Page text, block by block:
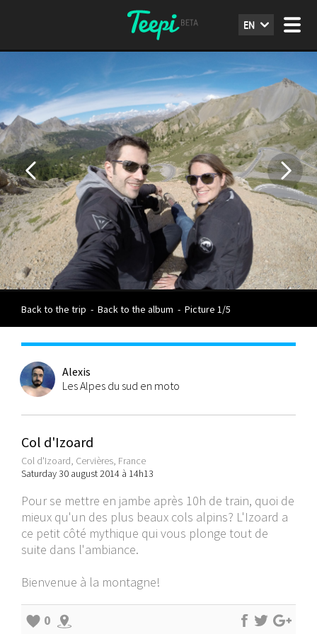
EN
Back to the trip - Back to the album - Picture 1/5
Alexis
Les Alpes du sud en moto
Col d'Izoard
Col d'Izoard, Cervières, France
Saturday 30 august 2014 à 14h13
Pour se mettre en jambe après 10h de train, quoi de
mieux qu'un des plus beaux cols alpins? L'Izoard a
ce petit côté mythique qui vous plonge tout de
suite dans l'ambiance.
Bienvenue à la montagne!
0